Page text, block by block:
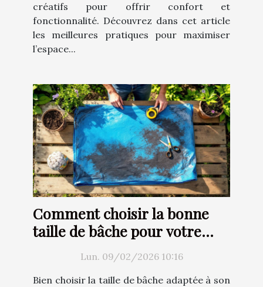
créatifs pour offrir confort et
fonctionnalité. Découvrez dans cet article
les meilleures pratiques pour maximiser
l’espace...
Comment choisir la bonne
taille de bâche pour votre
projet ?Lun. 09/02/2026 10:16
Bien choisir la taille de bâche adaptée à son